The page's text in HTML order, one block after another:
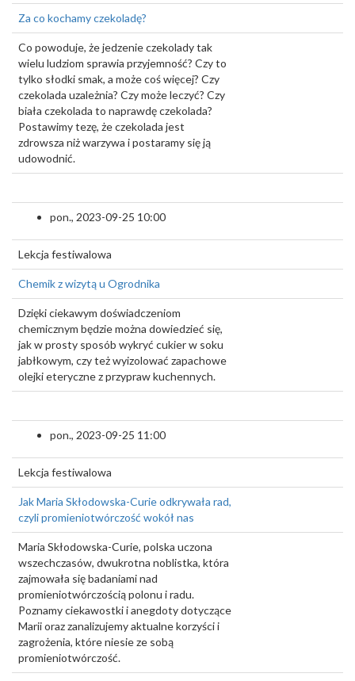
Za co kochamy czekoladę?
Co powoduje, że jedzenie czekolady tak
wielu ludziom sprawia przyjemność? Czy to
tylko słodki smak, a może coś więcej? Czy
czekolada uzależnia? Czy może leczyć? Czy
biała czekolada to naprawdę czekolada?
Postawimy tezę, że czekolada jest
zdrowsza niż warzywa i postaramy się ją
udowodnić.
pon., 2023-09-25 10:00
Lekcja festiwalowa
Chemik z wizytą u Ogrodnika
Dzięki ciekawym doświadczeniom
chemicznym będzie można dowiedzieć się,
jak w prosty sposób wykryć cukier w soku
jabłkowym, czy też wyizolować zapachowe
olejki eteryczne z przypraw kuchennych.
pon., 2023-09-25 11:00
Lekcja festiwalowa
Jak Maria Skłodowska-Curie odkrywała rad,
czyli promieniotwórczość wokół nas
Maria Skłodowska-Curie, polska uczona
wszechczasów, dwukrotna noblistka, która
zajmowała się badaniami nad
promieniotwórczością polonu i radu.
Poznamy ciekawostki i anegdoty dotyczące
Marii oraz zanalizujemy aktualne korzyści i
zagrożenia, które niesie ze sobą
promieniotwórczość.